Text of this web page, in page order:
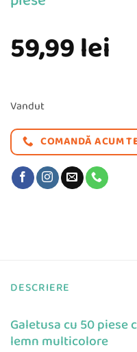
59,99lei
Vandut
COMANDĂ ACUM
DESCRIERE
Galetusa cu 50
lemn multicolore